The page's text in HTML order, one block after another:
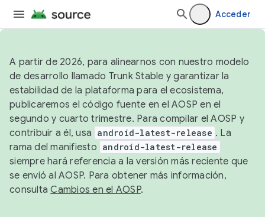
Acceder
A partir de 2026, para alinearnos con nuestro modelo
de desarrollo llamado Trunk Stable y garantizar la
estabilidad de la plataforma para el ecosistema,
publicaremos el código fuente en el AOSP en el
segundo y cuarto trimestre. Para compilar el AOSP y
contribuir a él, usa android-latest-release . La
rama del manifiesto android-latest-release
siempre hará referencia a la versión más reciente que
se envió al AOSP. Para obtener más información,
consultaCambios en el AOSP.